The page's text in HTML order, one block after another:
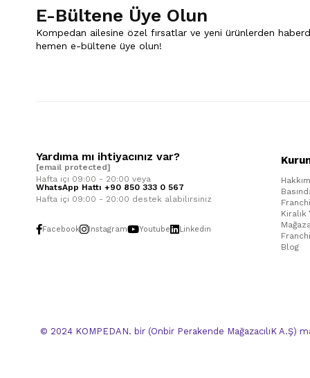
E-Bültene Üye Olun
Kompedan ailesine özel fırsatlar ve yeni ürünlerden
hemen e-bültene üye olun!
Yardıma mı ihtiyacınız var?
[email protected]
Hafta içi 09:00 - 20:00 veya
WhatsApp Hattı +90 850 333 0 567
Hafta içi 09:00 - 20:00 destek alabilirsiniz
Facebook Instagram Youtube Linkedin
Kiralık
Blog
© 2024 KOMPEDAN. bir (Onbir Perakende MağazacılıK A.Ş)